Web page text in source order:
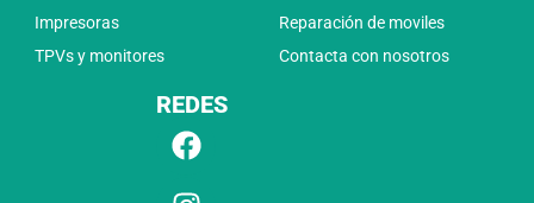
Impresoras
TPVs y monitores
Reparación de moviles
Contacta con nosotros
REDES